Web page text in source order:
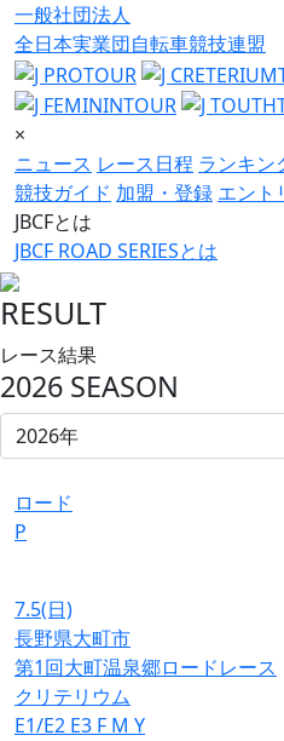
一般社団法人
全日本実業団自転車競技連盟
×
ニュース レース日程 ランキン
競技ガイド 加盟・登録 エント
JBCFとは
JBCF ROAD SERIESとは
RESULT
レース結果
2026 SEASON
ロード
P
7.5(日)
長野県大町市
第1回大町温泉郷ロードレース
クリテリウム
E1/E2 E3 F M Y